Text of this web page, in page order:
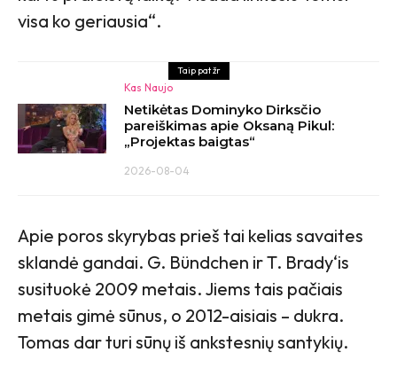
visa ko geriausia“.
Taip pat žr
Kas Naujo
Netikėtas Dominyko Dirksčio
pareiškimas apie Oksaną Pikul:
„Projektas baigtas“
2026-08-04
Apie poros skyrybas prieš tai kelias savaites
sklandė gandai. G. Bündchen ir T. Brady‘is
susituokė 2009 metais. Jiems tais pačiais
metais gimė sūnus, o 2012-aisiais – dukra.
Tomas dar turi sūnų iš ankstesnių santykių.